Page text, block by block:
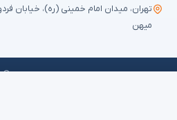
میهن
تمامی حقوق برایابزار میهنمحفوظ است © ۲۰۲۶ | طراحی سایت و سئو: